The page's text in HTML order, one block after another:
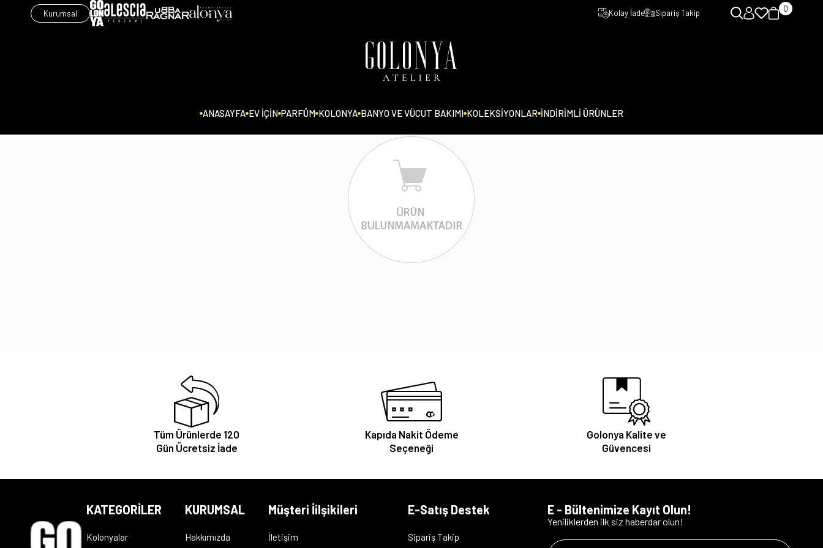
Kurumsal Kolay İade Sipariş Takip 0
ANASAYFA EV İÇİN PARFÜM KOLONYA BANYO VE VÜCUT BAKIMI KOLEKSİYONLAR İNDİRİMLİ ÜRÜNLER
Tüm Ürünlerde 120
Gün Ücretsiz İade
Kapıda Nakit Ödeme
Seçeneği
Golonya Kalite ve
Güvencesi
KATEGORİLER
Kolonyalar
KURUMSAL
Hakkımızda
Müşteri İilşikileri
İletişim
E-Satış Destek
Sipariş Takip
E - Bültenimize Kayıt Olun!
Yeniliklerden ilk siz haberdar olun!